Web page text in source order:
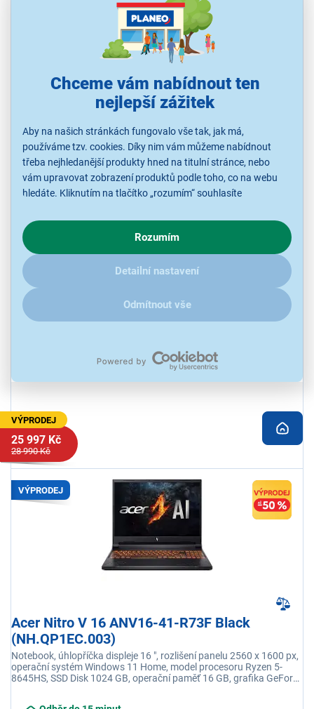
Chceme vám nabídnout ten
nejlepší zážitek
Aby na našich stránkách fungovalo vše tak, jak má,
používáme tzv. cookies. Díky nim vám můžeme nabídnout
třeba nejhledanější produkty hned na titulní stránce, nebo
vám upravovat zobrazení produktů podle toho, co na webu
hledáte. Kliknutím na tlačítko „rozumím“ souhlasíte
chování na webu pro zobrazení cílených reklam. Pokud vás
zajímají detaily, jak u nás s cookies a dalšími údaji pracujeme,
kliknětesem.
Rozumím
Detailní nastavení
Odmítnout vše
Home, adaptér je součástí balení
U Vás již od 14.8.
VÝPRODEJ
5,02x
MSI Cyborg 15 A13VF-1449CZBlack
Notebook, procesor Intel i5-13420H, displej 15,6" 1920 × 1080 IPS,
grafika GeForce RTX 4060 8 GB, RAM 16 GB, úložiště SSD 1024 GB,
podsvícená klávesnice, Windows 11 Home
na 13 prodejnách
VÝPRODEJ
25 997 Kč
28 990 Kč
VÝPRODEJ
Acer Nitro V 16 ANV16-41-R73F Black
(NH.QP1EC.003)
Notebook, úhlopříčka displeje 16 ", rozlišení panelu 2560 x 1600 px,
operační systém Windows 11 Home, model procesoru Ryzen 5-
8645HS, SSD Disk 1024 GB, operační paměť 16 GB, grafika GeForce